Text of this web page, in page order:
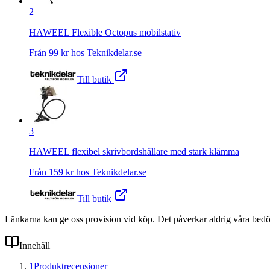
2
HAWEEL Flexible Octopus mobilstativ
Från 99 kr hos Teknikdelar.se
Till butik
3
HAWEEL flexibel skrivbordshållare med stark klämma
Från 159 kr hos Teknikdelar.se
Till butik
Länkarna kan ge oss provision vid köp. Det påverkar aldrig våra
Innehåll
1Produktrecensioner